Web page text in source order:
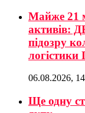
Майже 21
активів:
підозру
06.08.2026,
Ще одну